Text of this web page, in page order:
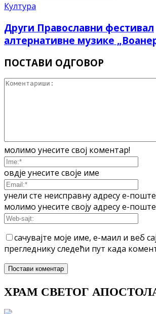
Култура
Други Православни фестивал
алтернативне музике
ПОСТАВИ ОДГОВОР
молимо унесите свој коментар!
овдје унесите своје име
унели сте неисправну адресу е-
молимо унесите своју адресу е-
сачувајте моје име, е-маил и веб
прегледнику следећи пут када
ХРАМ СВЕТОГ